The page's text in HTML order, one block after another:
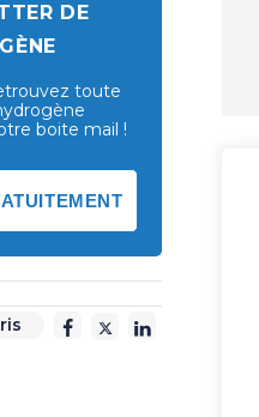
DE
toute
boite mail !